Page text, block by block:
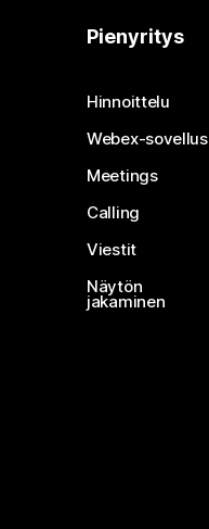
Pienyritys
Hinnoittelu
Webex-sovellus
Meetings
Calling
Viestit
Näytön
jakaminen